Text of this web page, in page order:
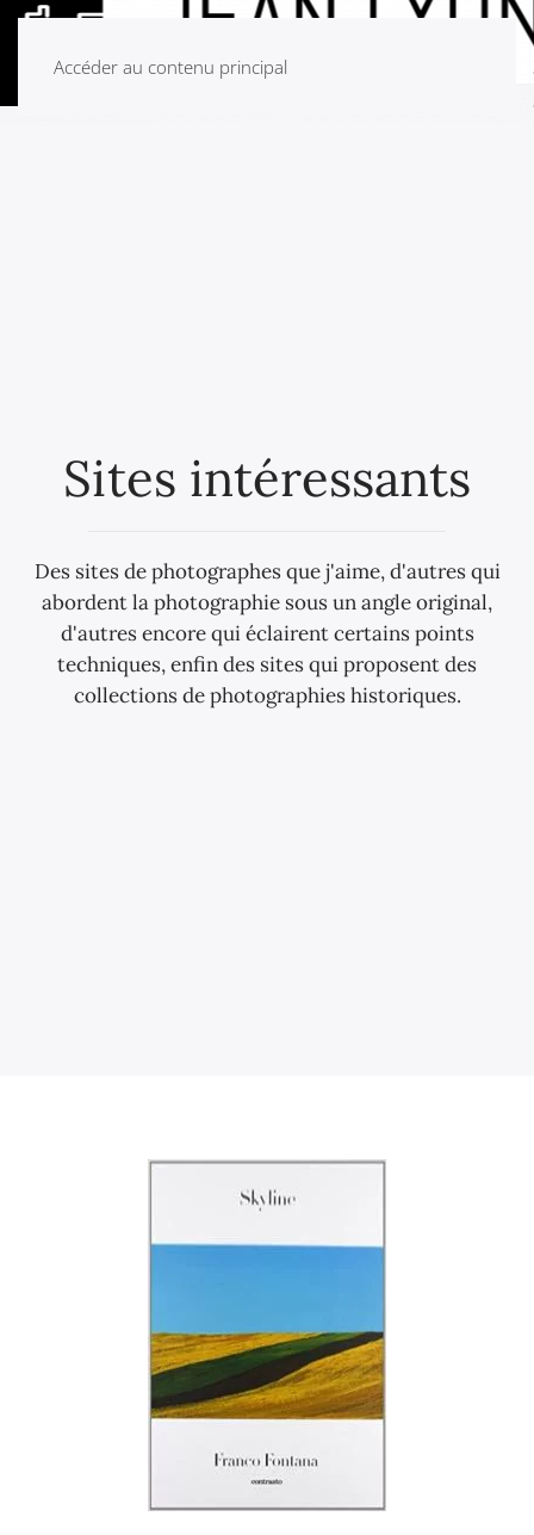
Accéder au contenu principal
Sites intéressants
Des sites de photographes que j'aime, d'autres qui
abordent la photographie sous un angle original,
d'autres encore qui éclairent certains points
techniques, enfin des sites qui proposent des
collections de photographies historiques.